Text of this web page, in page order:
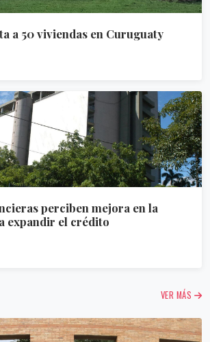
a 50 viviendas en Curuguaty
perciben mejora en la
expandir el crédito
VER MÁS